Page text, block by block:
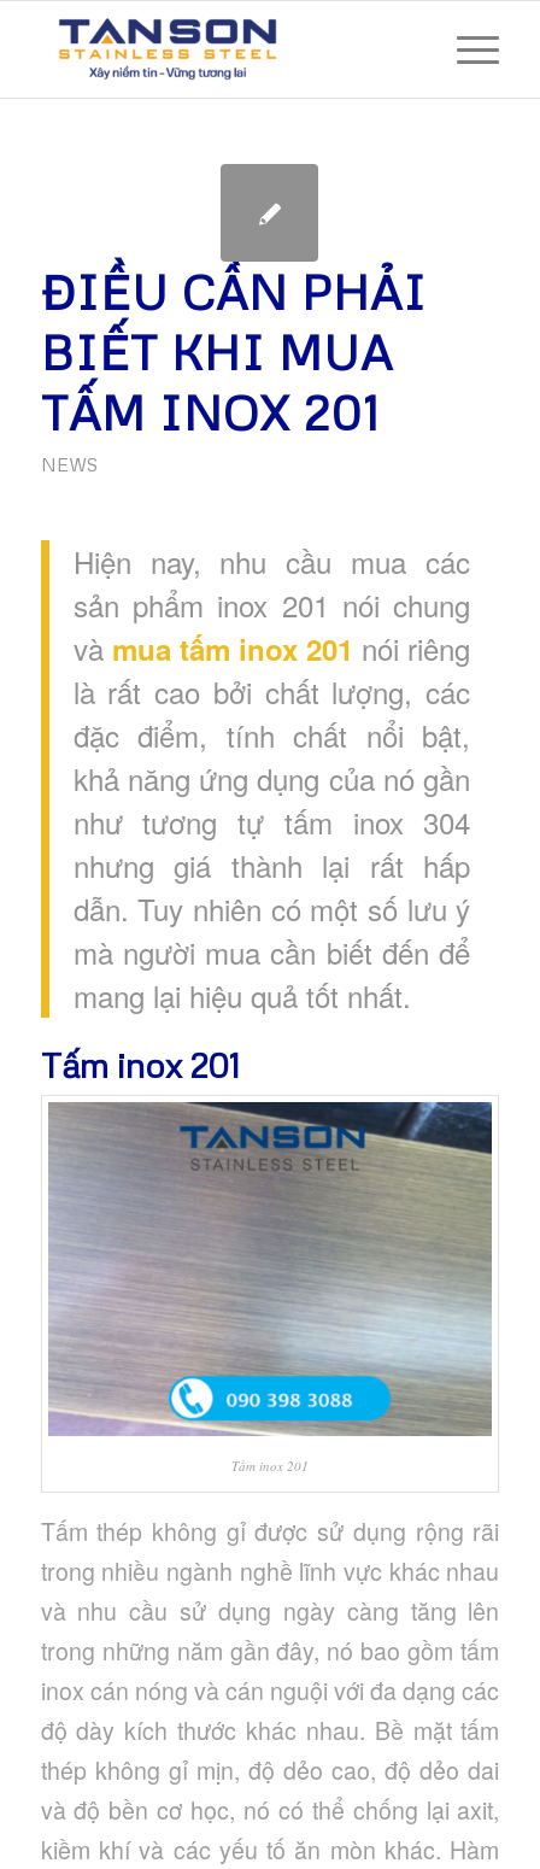
ĐIỀU CẦN PHẢI
BIẾT KHI MUA
TẤM INOX 201
NEWS
Hiện nay, nhu cầu mua các
sản phẩm inox 201 nói chung
và mua tấm inox 201 nói riêng
là rất cao bởi chất lượng, các
đặc điểm, tính chất nổi bật,
khả năng ứng dụng của nó gần
như tương tự tấm inox 304
nhưng giá thành lại rất hấp
dẫn. Tuy nhiên có một số lưu ý
mà người mua cần biết đến để
mang lại hiệu quả tốt nhất.
Tấm inox 201
Tấm inox 201
Tấm thép không gỉ được sử dụng rộng rãi
trong nhiều ngành nghề lĩnh vực khác nhau
và nhu cầu sử dụng ngày càng tăng lên
trong những năm gần đây, nó bao gồm tấm
inox cán nóng và cán nguội với đa dạng các
độ dày kích thước khác nhau. Bề mặt tấm
thép không gỉ mịn, độ dẻo cao, độ dẻo dai
và độ bền cơ học, nó có thể chống lại axit,
kiềm khí và các yếu tố ăn mòn khác. Hàm